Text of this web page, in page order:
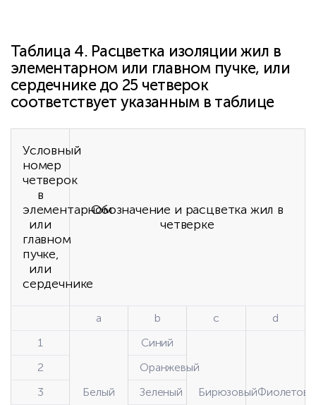
Таблица 4. Расцветка изоляции жил в
элементарном или главном пучке, или
сердечнике до 25 четверок
соответствует указанным в таблице
Условный
номер
четверок
в
элементарном
или
главном
пучке,
или
сердечнике
Обозначение и расцветка жил в
четверке
а b c
d
1
Белый
Синий
Бирюзовый
2
Оранжевый
3
Зеленый